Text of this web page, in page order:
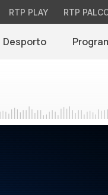
RTP PLAY RTP
Desporto